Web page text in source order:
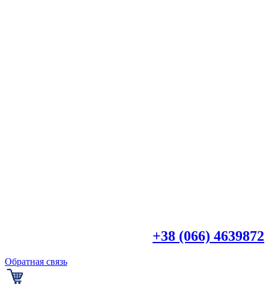
+38 (066) 4639872
Обратная связь